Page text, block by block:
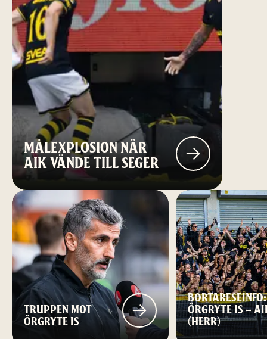
MÅLEXPLOSION NÄR
AIK VÄNDE TILL SEGER
TRUPPEN MOT
ÖRGRYTE IS
BORTARESEINFO:
ÖRGRYTE IS –
(HERR)